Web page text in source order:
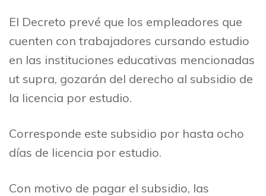
El Decreto prevé que los empleadores que
cuenten con trabajadores cursando estudio
en las instituciones educativas mencionadas
ut supra, gozarán del derecho al subsidio de
la licencia por estudio.
Corresponde este subsidio por hasta ocho
días de licencia por estudio.
Con motivo de pagar el subsidio, las